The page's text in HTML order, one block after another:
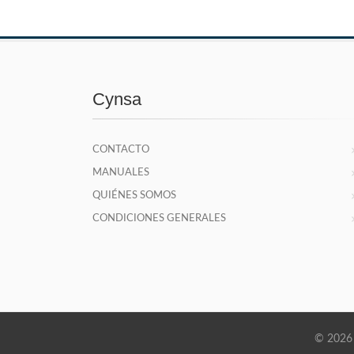
Cynsa
CONTACTO
MANUALES
QUIÉNES SOMOS
CONDICIONES GENERALES
© 2026